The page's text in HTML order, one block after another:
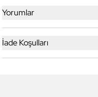
Yorumlar
İade Koşulları